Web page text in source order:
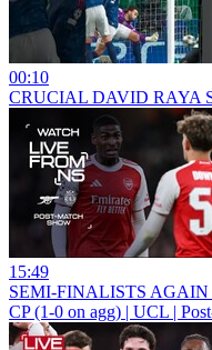
00:10
CRUCIAL DAVID RAYA
15:49
SEMI-FINALISTS AGAIN
CP (1-0 on agg) | UCL |